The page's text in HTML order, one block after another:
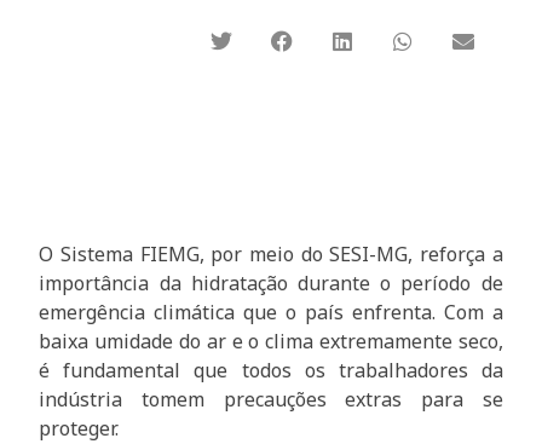
O Sistema FIEMG, por meio do SESI-MG, reforça a
importância da hidratação durante o período de
emergência climática que o país enfrenta. Com a
baixa umidade do ar e o clima extremamente seco,
é fundamental que todos os trabalhadores da
indústria tomem precauções extras para se
proteger.